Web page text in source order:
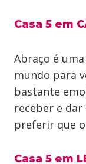
Casa 5 em
Abraço é
mundo para
bastante
receber e
preferir que
Casa 5 em